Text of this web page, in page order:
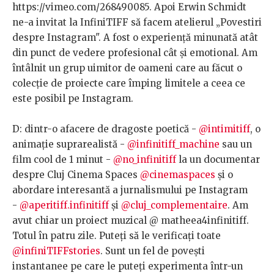
https://vimeo.com/268490085. Apoi Erwin Schmidt
ne-a invitat la InfiniTIFF să facem atelierul „Povestiri
despre Instagram". A fost o experiență minunată atât
din punct de vedere profesional cât și emotional. Am
întâlnit un grup uimitor de oameni care au făcut o
colecție de proiecte care împing limitele a ceea ce
este posibil pe Instagram.
D: dintr-o afacere de dragoste poetică - @intimitiff, o
animație suprarealistă - @infinitiff_machine sau un
film cool de 1 minut - @no_infinitiffla un documentar
despre Cluj Cinema Spaces @cinemaspaces și o
abordare interesantă a jurnalismului pe Instagram
- @aperitiff.infinitiffși @cluj_complementaire. Am
avut chiar un proiect muzical @ matheea4infinitiff.
Totul în patru zile. Puteți să le verificați toate
@infiniTIFFstories. Sunt un fel de povești
instantanee pe care le puteți experimenta într-un